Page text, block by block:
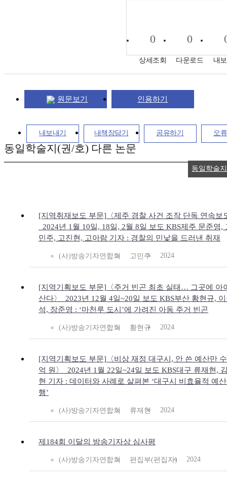
0
상세조회
0
다운로드 내
원문보기 인용하기
내보내기 내책장담기 공유하기 오
동일학술지(권/호) 다른 논문
[지역취재보도 부문]〈제주 경찰 사건 조작 단독 연속보
_2024년 1월 10일, 18일, 2월 8일 보도 KBS제주 문준영,
민주, 고진현, 고아람 기자 : 경찰의 민낯을 드러낸 취재
(사)방송기자연합회 고민주 2024
[지역기획보도 부문]〈주거 빈곤 최초 실태… 그곳에 아
산다〉_2023년 12월 4일~20일 보도 KBS부산 황현규,
석, 장준영 : ‘마천루 도시’에 가려진 아동 주거 빈곤
(사)방송기자연합회 황현규 2024
[지역기획보도 부문]〈비상 재정 대구시, 안 쓴 예산만
억 원〉_2024년 1월 22일~24일 보도 KBS대구 류재현,
현 기자 : 데이터와 사례로 살펴본 ‘대구시 비효율적 예
행’
(사)방송기자연합회 류재현 2024
제184회 이달의 방송기자상 심사평
(사)방송기자연합회 편집부(편집자) 2024
동일학술